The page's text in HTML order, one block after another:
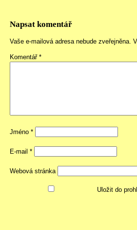
Napsat komentář
Vaše e-mailová adresa nebude zveřejněna.
Komentář *
Jméno *
E-mail *
Webová stránka
Uložit do